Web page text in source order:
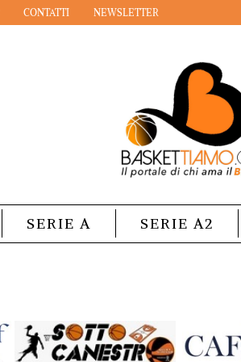
CONTATTI NEWSLETTER
SERIE A SERIE A2